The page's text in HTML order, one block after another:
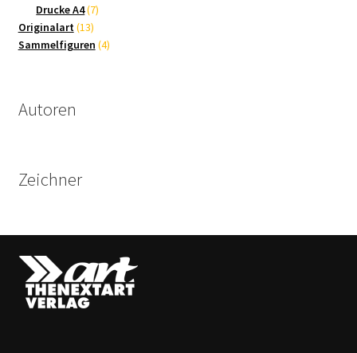
Produkte
Drucke A4 77
Originalart 1313
Produkte
Sammelfiguren 44
Autoren
Zeichner